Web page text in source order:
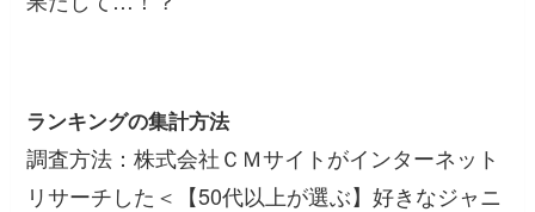
ランキングの集計方法
調査方法：株式会社ＣＭサイトがインターネット
リサーチした＜【50代以上が選ぶ】好きなジャニ